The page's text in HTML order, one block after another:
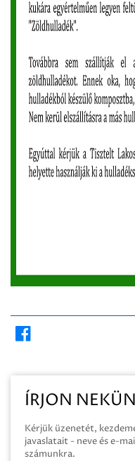
ÍRJON
Kérjük üzenetét,
javaslatait - neve és e-
számunkra.